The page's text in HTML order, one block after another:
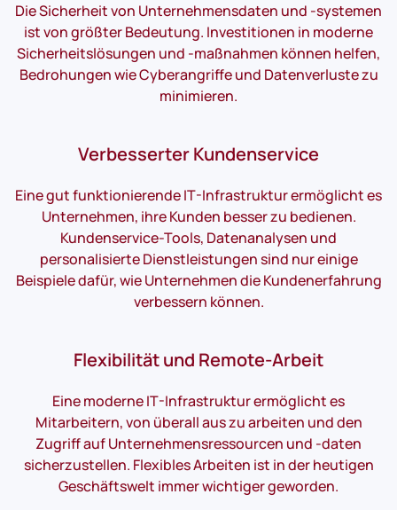
Die Sicherheit von Unternehmensdaten und -systemen
ist von größter Bedeutung. Investitionen in moderne
Sicherheitslösungen und -maßnahmen können helfen,
Bedrohungen wie Cyberangriffe und Datenverluste zu
minimieren.
Verbesserter Kundenservice
Eine gut funktionierende IT-Infrastruktur ermöglicht es
Unternehmen, ihre Kunden besser zu bedienen.
Kundenservice-Tools, Datenanalysen und
personalisierte Dienstleistungen sind nur einige
Beispiele dafür, wie Unternehmen die Kundenerfahrung
verbessern können.
Flexibilität und Remote-Arbeit
Eine moderne IT-Infrastruktur ermöglicht es
Mitarbeitern, von überall aus zu arbeiten und den
Zugriff auf Unternehmensressourcen und -daten
sicherzustellen. Flexibles Arbeiten ist in der heutigen
Geschäftswelt immer wichtiger geworden.